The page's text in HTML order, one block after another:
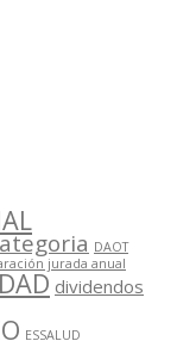
DAOT
jurada anual
dividendos
ESSALUD